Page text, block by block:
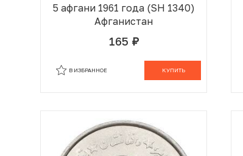
5 афгани 1961 года (SH 1340)
Афганистан
165 руб.
КУПИТЬ
В ИЗБРАННОЕ